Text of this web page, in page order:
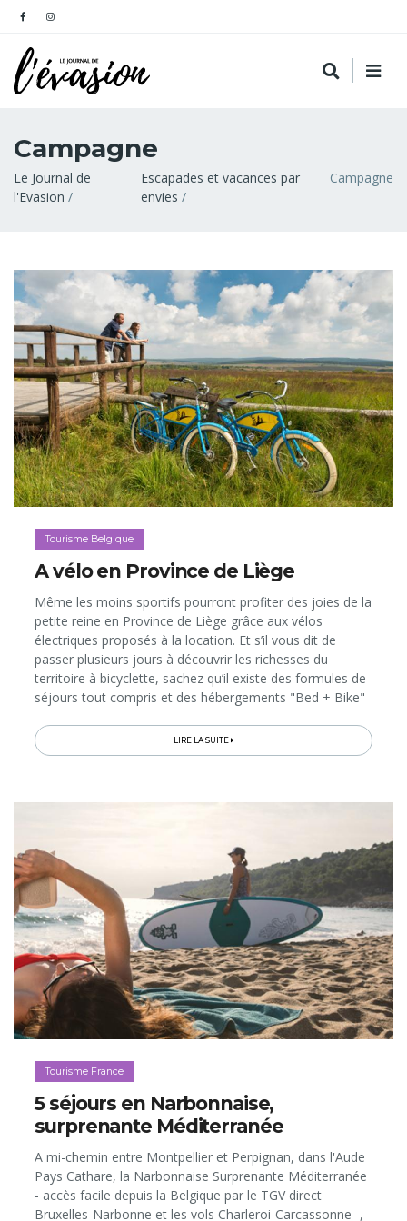
Campagne
Fil
d'Ariane
Le Journal de
l'Evasion
Escapades et vacances par
envies
Campagne
Tourisme Belgique
A vélo en Province de Liège
Même les moins sportifs pourront profiter des joies de la
petite reine en Province de Liège grâce aux vélos
électriques proposés à la location. Et s’il vous dit de
passer plusieurs jours à découvrir les richesses du
territoire à bicyclette, sachez qu’il existe des formules de
séjours tout compris et des hébergements "Bed + Bike"
LIRE LA SUITE
Tourisme France
5 séjours en Narbonnaise,
surprenante Méditerranée
A mi-chemin entre Montpellier et Perpignan, dans l'Aude
Pays Cathare, la Narbonnaise Surprenante Méditerranée
- accès facile depuis la Belgique par le TGV direct
Bruxelles-Narbonne et les vols Charleroi-Carcassonne -,